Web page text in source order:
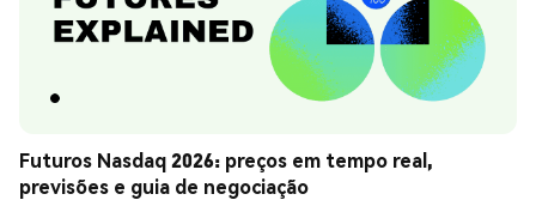
Futuros Nasdaq 2026: preços em tempo real,
previsões e guia de negociação